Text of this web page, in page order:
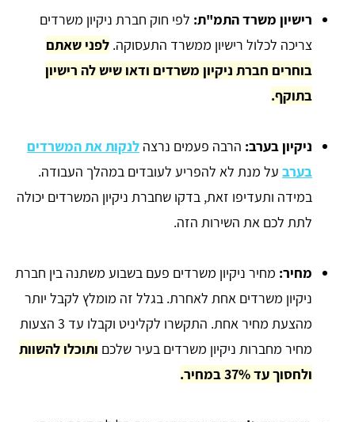
רישיון משרד התמ"ת: לפי חוק חברת ניקיון משרדים
צריכה לכלול רישיון ממשרד התעסוקה. לפני שאתם
בוחרים חברת ניקיון משרדים ודאו שיש לה רישיון
בתוקף.
ניקיון בערב: הרבה פעמים נרצה לנקות את המשרדים
בערב על מנת לא להפריע לעובדים במהלך העבודה.
במידה ותעדיפו זאת, בדקו שחברת ניקיון המשרדים יכולה
לתת לכם את השירות הזה.
מחיר: מחיר ניקיון משרדים פעם בשבוע משתנה בין חברת
ניקיון משרדים אחת לאחרת. בגלל זה מומלץ לקבל יותר
מהצעת מחיר אחת. התקשרו לקליניט וקבלו עד 3 הצעות
מחיר מחברות ניקיון משרדים בעיר שלכם ותוכלו להשוות
ולחסוך עד 37% במחיר.